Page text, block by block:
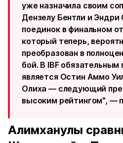
уже назначила своим
Дензелу Бентли и Эндри
поединок в финальном
который теперь,
преобразован в
бой. В IBF
является Остин Аммо
Олиха — следующий
высоким рейтингом", —
Алимханулы